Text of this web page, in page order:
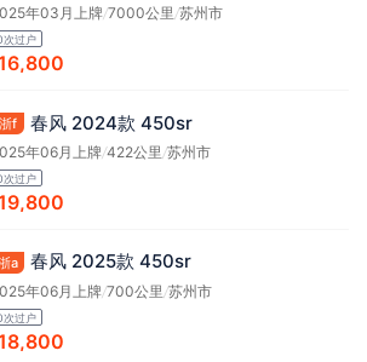
年03月上牌/7000公里 /苏州市
次过户
浙f 春风 2024款 450sr
年06月上牌/422公里 /苏州市
次过户
a 春风 2025款 450sr
年06月上牌/700公里 /苏州市
次过户